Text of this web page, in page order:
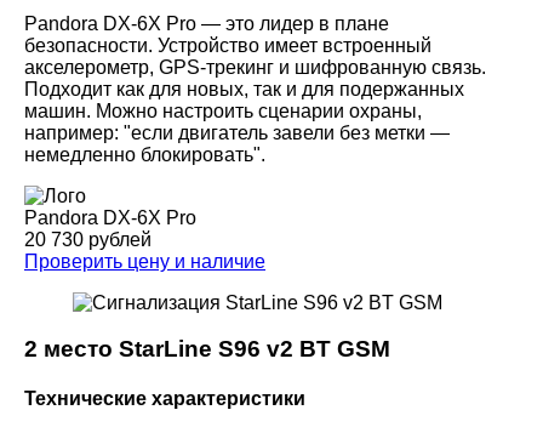
Pandora DX-6X Pro — это лидер в плане
безопасности. Устройство имеет встроенный
акселерометр, GPS-трекинг и шифрованную связь.
Подходит как для новых, так и для подержанных
машин. Можно настроить сценарии охраны,
например: "если двигатель завели без метки —
немедленно блокировать".
Pandora DX-6X Pro
20 730 рублей
Проверить цену и наличие
2 место StarLine S96 v2 BT GSM
Технические характеристики